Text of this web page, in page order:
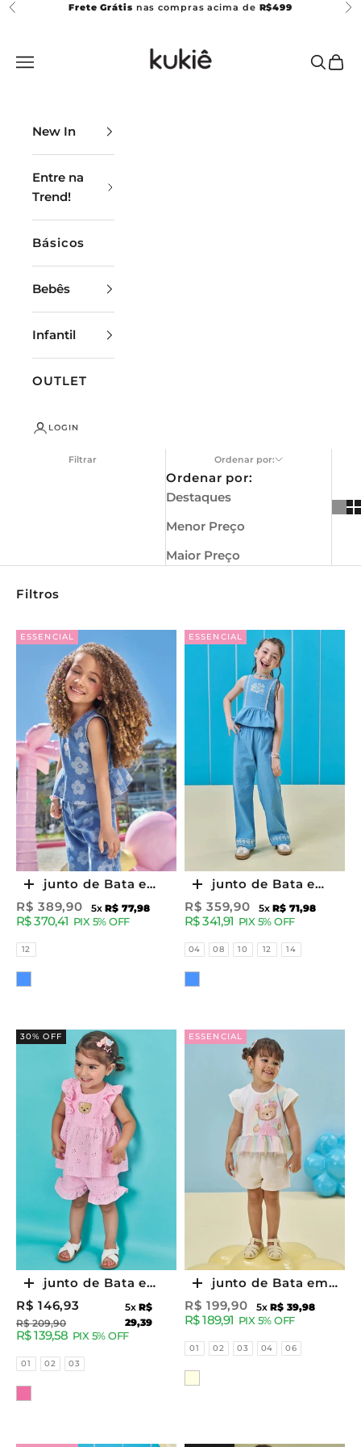
Pular para o conteúdo
Anterior Frete Grátis nas compras acima de R$499
Abrir menu de navegação
Abrir
New In
Entre na
Trend!
Básicos
Bebês
Infantil
OUTLET
LOGIN
Filtrar Ordenar por:
Ordenar por:
Destaques
Menor Preço
Maior Preço
Filtros
ESSENCIAL
Escolher opções
Conjunto de Bata e
Calça em Jeans 95069
Kukiê Infantil Menina
Preço promocional
R$ 389,90 5xR$ 77,98
R$ 370,41 PIX 5% OFF
Tamanhos
12
ESSENCIAL
Escolher opções
Conjunto de Bata e
Calça Wide Leg em
Linho Santorine 95879
Kukiê Infantil Menina
Preço promocional
R$ 359,90 5xR$ 71,98
R$ 341,91 PIX 5% OFF
Tamanhos
04 08 10 12 14
30% OFF
Escolher opções
Conjunto de Bata e
Shorts em Malha Laise
85519 Kukiê Bebê
Menina
Preço promocional
R$ 146,93
Preço normal
R$ 209,90
5xR$
29,39
R$ 139,58 PIX 5% OFF
Tamanhos
01 02 03
ESSENCIAL
Escolher opções
Conjunto de Bata em
Cotton e Tule com
Elastano e Shorts em
Moletom Linho sem
Pelúcia 95350 Kukiê
Preço promocional
R$ 199,90 5xR$ 39,98
R$ 189,91 PIX 5% OFF
Tamanhos
01 02 03 04 06